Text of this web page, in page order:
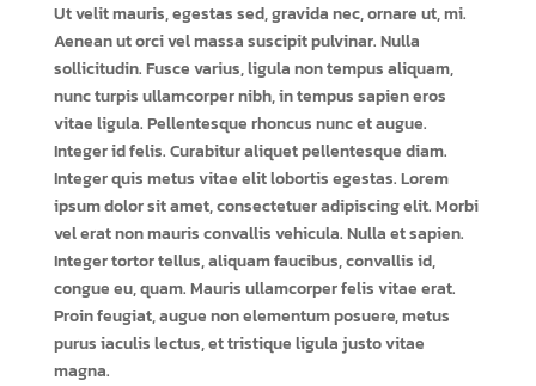
Ut velit mauris, egestas sed, gravida nec, ornare ut, mi.
Aenean ut orci vel massa suscipit pulvinar. Nulla
sollicitudin. Fusce varius, ligula non tempus aliquam,
nunc turpis ullamcorper nibh, in tempus sapien eros
vitae ligula. Pellentesque rhoncus nunc et augue.
Integer id felis. Curabitur aliquet pellentesque diam.
Integer quis metus vitae elit lobortis egestas. Lorem
ipsum dolor sit amet, consectetuer adipiscing elit. Morbi
vel erat non mauris convallis vehicula. Nulla et sapien.
Integer tortor tellus, aliquam faucibus, convallis id,
congue eu, quam. Mauris ullamcorper felis vitae erat.
Proin feugiat, augue non elementum posuere, metus
purus iaculis lectus, et tristique ligula justo vitae
magna.